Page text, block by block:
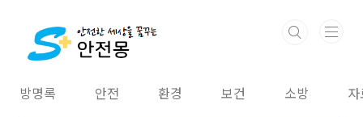
방명록 안전 환경 보건 소방